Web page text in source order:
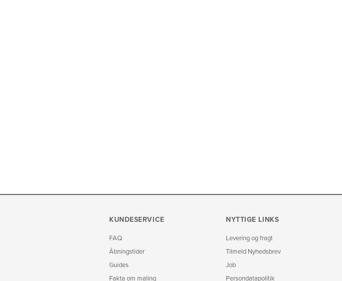
KUNDESERVICE
FAQ
Åbningstider
Guides
Fakta om maling
NYTTIGE LINKS
Levering og fragt
Tilmeld Nyhedsbrev
Job
Persondatapolitik